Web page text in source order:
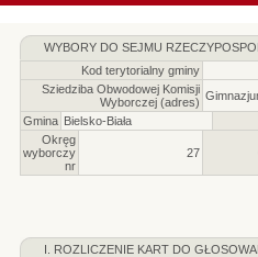
WYBORY DO SEJMU
Kod terytorialny gminy
Sziedziba Obwodowej Komisji
Wyborczej (adres)
Gmina Bielsko-Biała
Okręg
wyborczy
nr
27
I. ROZLICZENIE KART DO